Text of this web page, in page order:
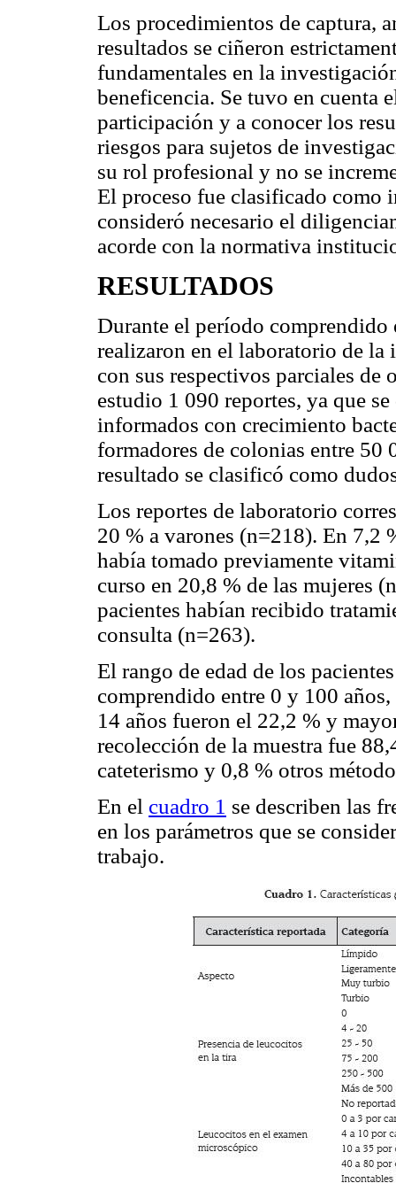
Los procedimientos de captura,
resultados se ciñeron
fundamentales en la
beneficencia. Se tuvo en cuenta
participación y a conocer los
riesgos para sujetos de
su rol profesional y no se
El proceso fue clasificado como
consideró necesario el
acorde con la normativa
RESULTADOS
Durante el período comprendido
realizaron en el laboratorio de
con sus respectivos parciales de
estudio 1 090 reportes, ya que
informados con crecimiento
formadores de colonias entre
resultado se clasificó como
Los reportes de laboratorio
20 % a varones (n=218). En 7,2
había tomado previamente
curso en 20,8 % de las mujeres
pacientes habían recibido
consulta (n=263).
El rango de edad de los
comprendido entre 0 y 100
14 años fueron el 22,2 % y
recolección de la muestra fue
cateterismo y 0,8 % otros
En el cuadro 1 se describen las
en los parámetros que se
trabajo.